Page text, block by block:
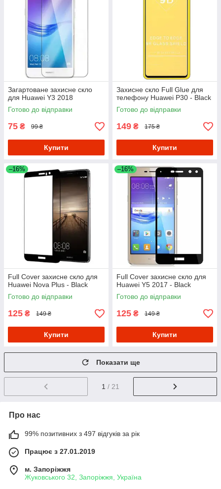
Загартоване захисне скло
для Huawei Y3 2018
Готово до відправки
75 ₴ 99 ₴
Купити
Захисне скло Full Glue для
телефону Huawei P30 - Black
Готово до відправки
149 ₴ 175 ₴
Купити
–16%
Full Cover захисне скло для
Huawei Nova Plus - Black
Готово до відправки
125 ₴ 149 ₴
Купити
–16%
Full Cover захисне скло для
Huawei Y5 2017 - Black
Готово до відправки
125 ₴ 149 ₴
Купити
Показати ще
1 / 21
Про нас
99% позитивних з 497 відгуків за рік
Працює з 27.01.2019
м. Запоріжжя
Жуковського 32, Запоріжжя, Україна